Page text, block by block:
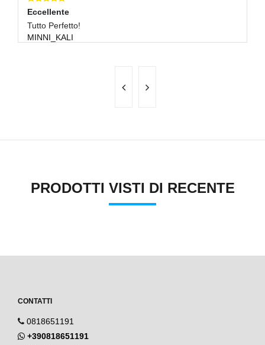
Eccellente
Tutto Perfetto!
MINNI_KALI
PRODOTTI VISTI DI RECENTE
CONTATTI
0818651191
+390818651191